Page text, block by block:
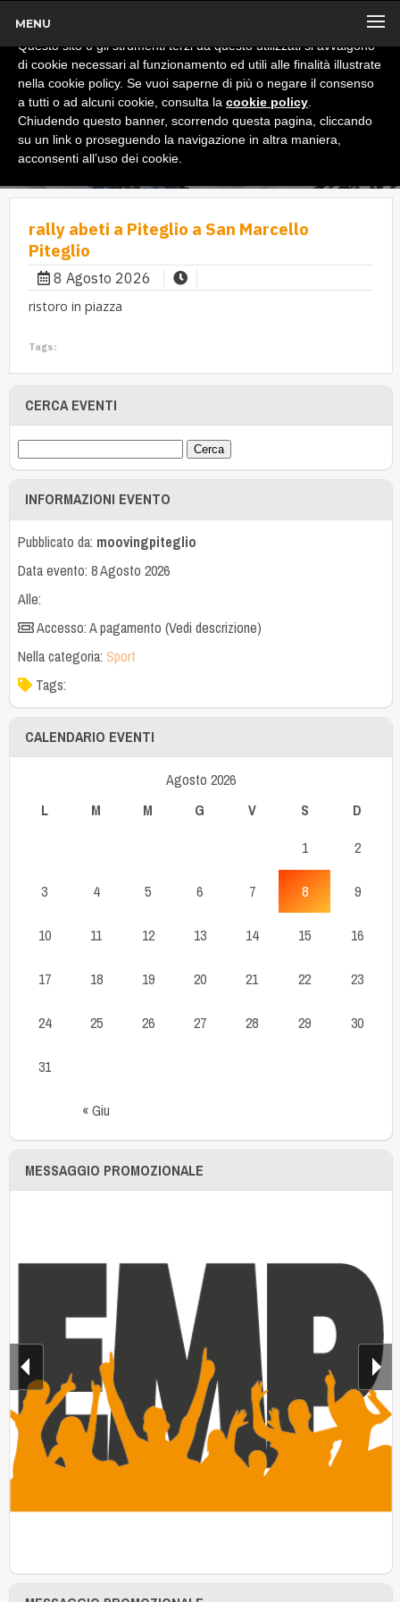
MENU
rally abeti a Piteglio a San Marcello
Piteglio
8 Agosto 2026
ristoro in piazza
Tags:
CERCA EVENTI
INFORMAZIONI EVENTO
Pubblicato da: moovingpiteglio
Data evento: 8 Agosto 2026
Alle:
Accesso: A pagamento (Vedi descrizione)
Nella categoria: Sport
Tags:
CALENDARIO EVENTI
Agosto 2026
L
M M G V S D
« Giu
1 2
3 4 5 6 7 8 9
10 11 12 13 14 15 16
17 18 19 20 21 22 23
24 25 26 27 28 29 30
31
MESSAGGIO PROMOZIONALE
x
Informativa
Questo sito o gli strumenti terzi da questo utilizzati si avvalgono
di cookie necessari al funzionamento ed utili alle finalità illustrate
nella cookie policy. Se vuoi saperne di più o negare il consenso
a tutti o ad alcuni cookie, consulta la cookie policy
Chiudendo questo banner, scorrendo questa pagina, cliccando
su un link o proseguendo la navigazione in altra maniera,
acconsenti all’uso dei cookie.